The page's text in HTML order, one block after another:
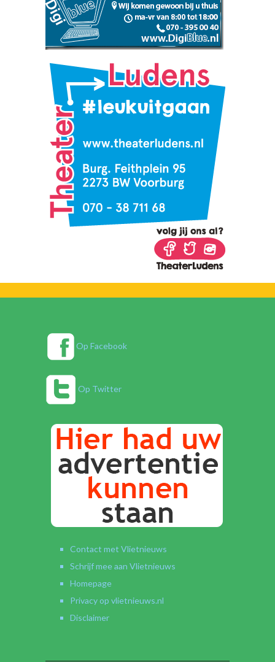
Op Facebook
Op Twitter
Contact met Vlietnieuws
Schrijf mee aan Vlietnieuws
Homepage
Privacy op vlietnieuws.nl
Disclaimer